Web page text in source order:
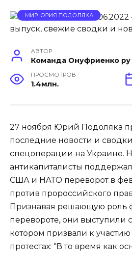
МИР ЮРИЯ ПОДОЛЯКА
АВТОР
Команда Онуфриенко ру
ПРОСМОТРОВ
1.4млн.
27 ноября Юрий Подоляка
последние новости и
спецоперации на Украине.
антикапиталисты
США и НАТО переворот в
против пророссийского
Признавая решающую роль
перевороте, они выступили
котором призвали к
протестах: “В то время как